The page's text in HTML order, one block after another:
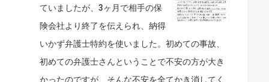
ていましたが、3ヶ月で相手の保
険会社より終了を伝えられ、納得
いかず弁護士特約を使いました。初めての事故、
初めての弁護士さんということで不安の方が大き
かったのですが、そんな不安を全てかき消してく